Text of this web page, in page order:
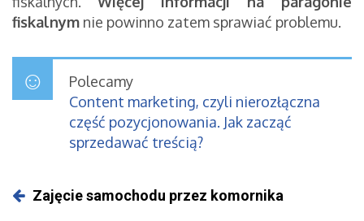
fiskalnym nie powinno zatem sprawiać problemu.
Polecamy
Content marketing, czyli nierozłączna
część pozycjonowania. Jak zacząć
sprzedawać treścią?
Zajęcie samochodu przez komornika